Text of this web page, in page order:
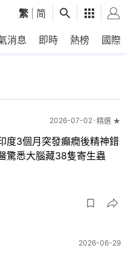
繁 简
消息 即時 熱榜 國際
2026-07-02 精選 ★
度3個月突發癲癇後精神錯
悉大腦藏38隻寄生蟲
2026-06-29